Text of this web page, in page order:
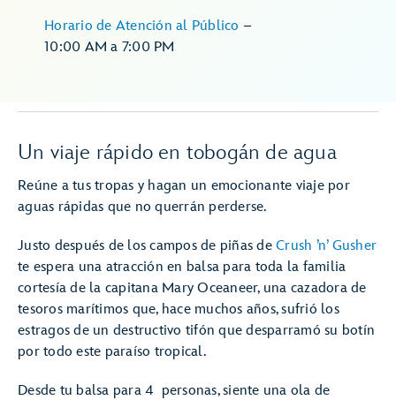
Horario de Atención al Público –
10:00 AM a 7:00 PM
Un viaje rápido en tobogán de agua
Reúne a tus tropas y hagan un emocionante viaje por
aguas rápidas que no querrán perderse.
Justo después de los campos de piñas de Crush ’n’ Gusher
te espera una atracción en balsa para toda la familia
cortesía de la capitana Mary Oceaneer, una cazadora de
tesoros marítimos que, hace muchos años, sufrió los
estragos de un destructivo tifón que desparramó su botín
por todo este paraíso tropical.
Desde tu balsa para 4 personas, siente una ola de